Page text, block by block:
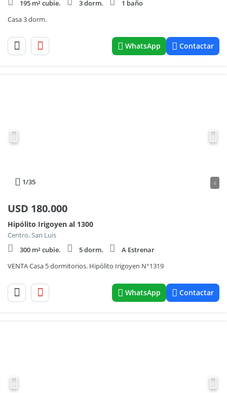
195 m² cubie.
3 dorm.
1 baño
Casa 3 dorm.
WhatsApp Contactar
1/35 4
USD 180.000
Hipólito Irigoyen al 1300
Centro, San Luis
300 m² cubie.
5 dorm.
A Estrenar
VENTA Casa 5 dormitorios. Hipólito Irigoyen N°1319
WhatsApp Contactar